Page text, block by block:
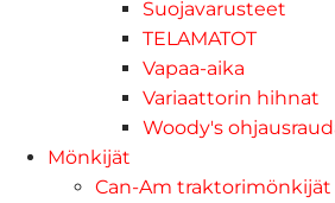
Suojavarusteet
TELAMATOT
Vapaa-aika
Variaattorin hihnat
Woody's
Mönkijät
Can-Am traktorimönkijät